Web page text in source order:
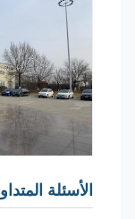
الأسئلة المتداولة